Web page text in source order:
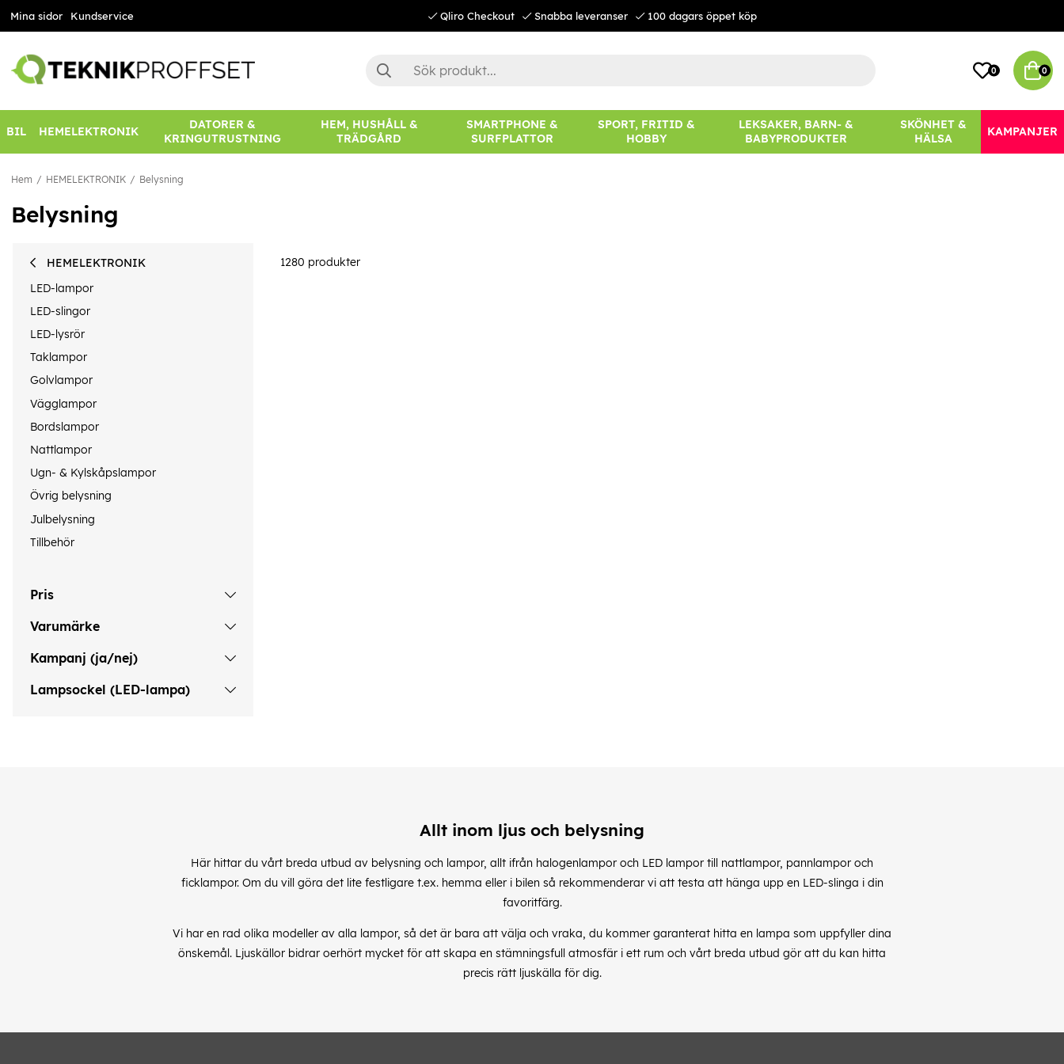
Mina sidor Kundservice Qliro Checkout Snabba leveranser 100 dagars öppet köp
0 0
BIL HEMELEKTRONIK
DATORER &
KRINGUTRUSTNING
HEM, HUSHÅLL &
TRÄDGÅRD
SMARTPHONE &
SURFPLATTOR
SPORT, FRITID &
HOBBY
LEKSAKER, BARN- &
BABYPRODUKTER
SKÖNHET &
HÄLSA
KAMPANJER
Hem HEMELEKTRONIK Belysning
Belysning
HEMELEKTRONIK
LED-lampor
LED-slingor
LED-lysrör
Taklampor
Golvlampor
Vägglampor
Bordslampor
Nattlampor
Ugn- & Kylskåpslampor
Övrig belysning
Julbelysning
Tillbehör
Pris
Varumärke
Kampanj (ja/nej)
Lampsockel (LED-lampa)
1280 produkter
Allt inom ljus och belysning
Här hittar du vårt breda utbud av belysning och lampor, allt ifrån halogenlampor och LED lampor till nattlampor, pannlampor och
ficklampor. Om du vill göra det lite festligare t.ex. hemma eller i bilen så rekommenderar vi att testa att hänga upp en LED-slinga i din
favoritfärg.
Vi har en rad olika modeller av alla lampor, så det är bara att välja och vraka, du kommer garanterat hitta en lampa som uppfyller dina
önskemål. Ljuskällor bidrar oerhört mycket för att skapa en stämningsfull atmosfär i ett rum och vårt breda utbud gör att du kan hitta
precis rätt ljuskälla för dig.